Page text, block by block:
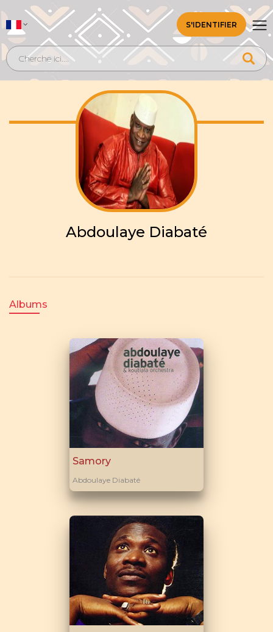
S'IDENTIFIER
Abdoulaye Diabaté
Albums
Samory
Abdoulaye Diabaté